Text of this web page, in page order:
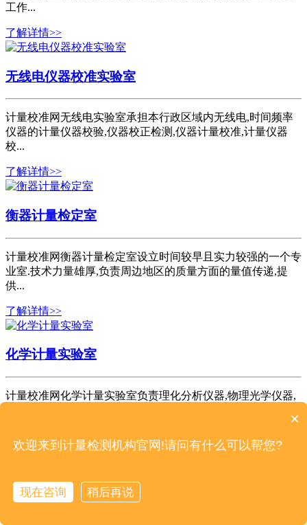
工作...
了解详情>>
无线电仪器校准实验室
计量校准网无线电实验室承担本行政区域内无线电,时间频率
仪器的计量仪器校验,仪器校正检测,仪器计量校准,计量仪器
校...
了解详情>>
衡器计量检定室
计量校准网衡器计量检定室设立时间较早且实力较强的一个专
业室.技术力量雄厚,负责周边地区的质量方面的量值传递,提
供...
了解详情>>
化学计量实验室
计量校准网化学计量实验室负责理化分析仪器,物理光学仪器,
了解详情>>
医疗计量检测室
×
欢迎来到计量检测机构官网!请问有什么可以帮您?
现在咨询 稍后再说